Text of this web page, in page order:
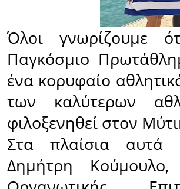
Όλοι γνωρίζουμε
Παγκόσμιο
ένα κορυφαίο
των καλύτερων
φιλοξενηθεί στον
Στα πλαίσια αυτά
Δημήτρη